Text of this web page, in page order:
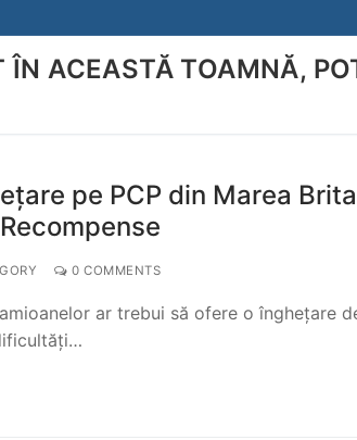
ÎN ACEASTĂ TOAMNĂ,
pe PCP din Marea
0 COMMENTS
ar trebui să ofere o înghețare